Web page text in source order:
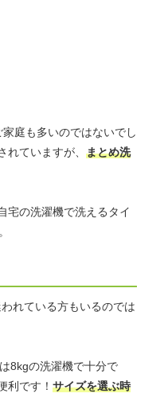
庭も多いのではないでし
ていますが、 まとめ洗
宅の洗濯機で洗えるタイ
れている方もいるのでは
8kgの洗濯機で十分で
利です！ サイズを選ぶ時